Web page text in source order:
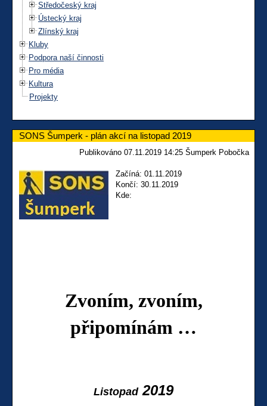
Středočeský kraj
Ústecký kraj
Zlínský kraj
Kluby
Podpora naší činnosti
Pro média
Kultura
Projekty
SONS Šumperk - plán akcí na listopad 2019
Publikováno 07.11.2019 14:25 Šumperk Pobočka
Začíná: 01.11.2019
Končí: 30.11.2019
Kde:
Zvoním, zvoním,
připomínám …
Listopad2019